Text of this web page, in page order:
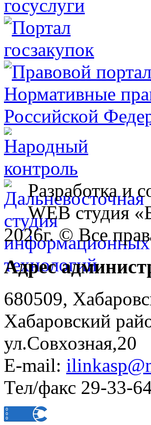
Разработка и
WEB студия
2026г. © Все
Адрес
680509,
Хабаровский
ул.Совхозная,20
E-mail:
Тел/факс 29-33-